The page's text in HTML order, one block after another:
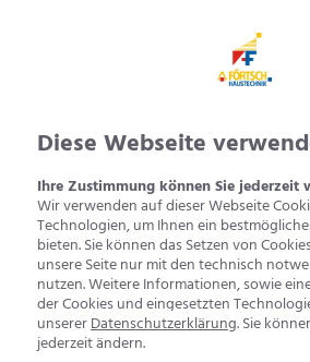
Diese Webseite
Ihre Zustimmung können Sie jederzeit
Wir verwenden auf dieser Webseite
Technologien, um Ihnen ein
bieten. Sie können das Setzen von
unsere Seite nur mit den technisch
nutzen. Weitere Informationen, sowie
der Cookies und eingesetzten
unsererDatenschutzerklärung. Sie
jederzeit ändern.